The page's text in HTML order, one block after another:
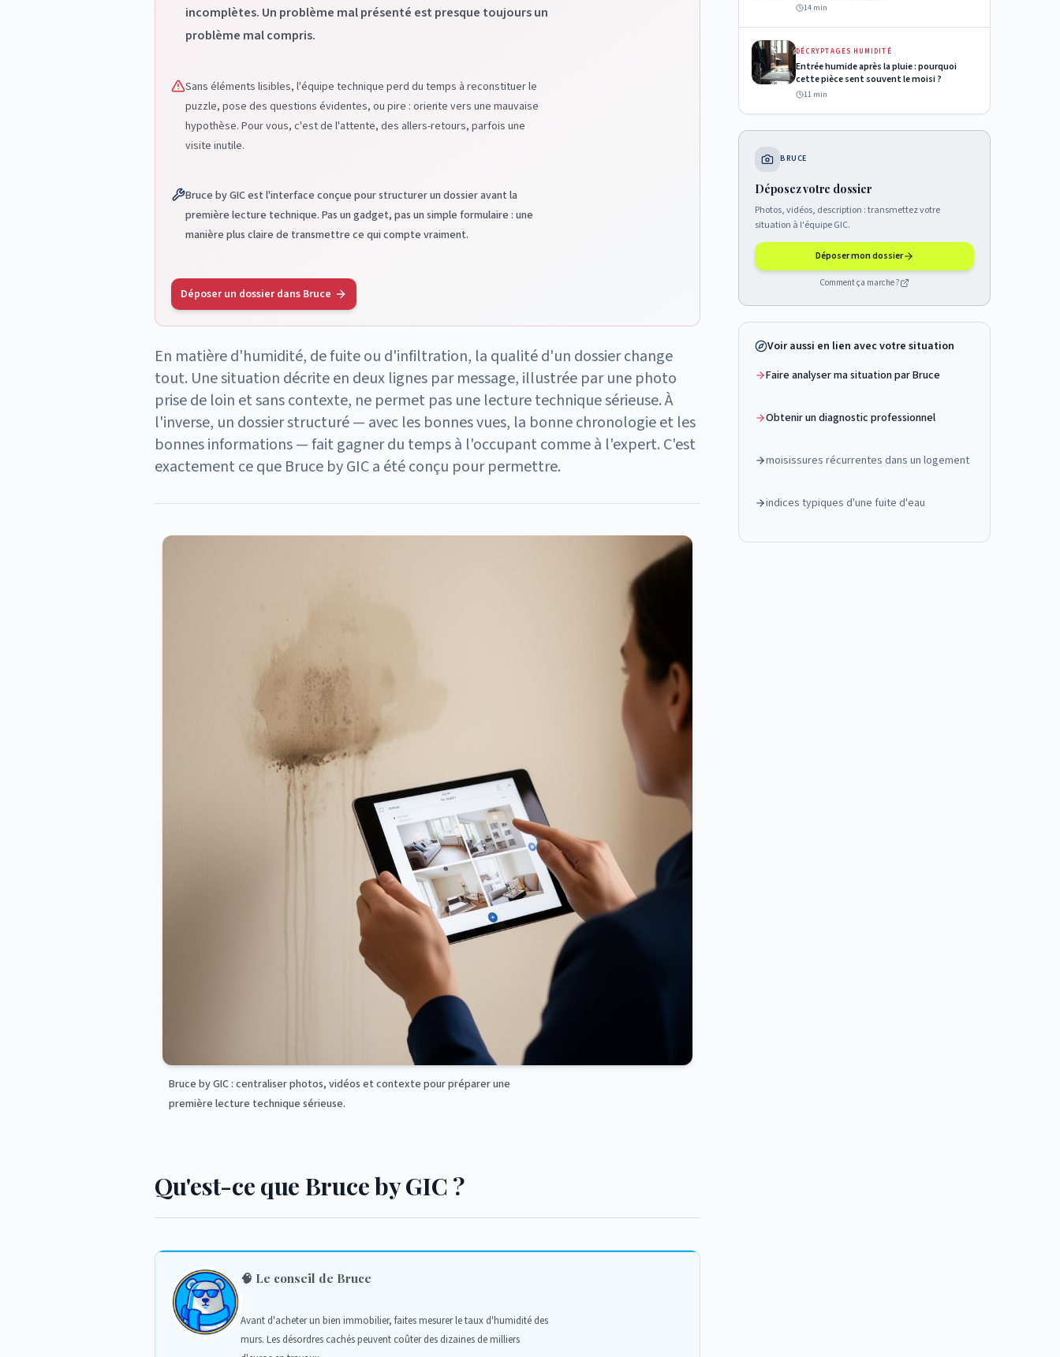
incomplètes. Un problème mal présenté est presque toujours un
problème mal compris.
Sans éléments lisibles, l'équipe technique perd du temps à reconstituer le
puzzle, pose des questions évidentes, ou pire : oriente vers une mauvaise
hypothèse. Pour vous, c'est de l'attente, des allers-retours, parfois une
visite inutile.
Bruce by GIC est l'interface conçue pour structurer un dossier avant la
première lecture technique. Pas un gadget, pas un simple formulaire : une
manière plus claire de transmettre ce qui compte vraiment.
Déposer un dossier dans Bruce
En matière d'humidité, de fuite ou d'infiltration, la qualité d'un dossier change
tout. Une situation décrite en deux lignes par message, illustrée par une photo
prise de loin et sans contexte, ne permet pas une lecture technique sérieuse. À
l'inverse, un dossier structuré — avec les bonnes vues, la bonne chronologie et les
bonnes informations — fait gagner du temps à l'occupant comme à l'expert. C'est
exactement ce que Bruce by GIC a été conçu pour permettre.
Bruce by GIC : centraliser photos, vidéos et contexte pour préparer une
première lecture technique sérieuse.
Qu'est-ce que Bruce by GIC ?
🧠 Le conseil de Bruce
Avant d'acheter un bien immobilier, faites mesurer le taux d'humidité des
murs. Les désordres cachés peuvent coûter des dizaines de milliers
14 min
DÉCRYPTAGES HUMIDITÉ
Entrée humide après la pluie : pourquoi
cette pièce sent souvent le moisi ?
11 min
BRUCE
Déposez votre dossier
Photos, vidéos, description : transmettez votre
situation à l'équipe GIC.
Déposer mon dossier
Comment ça marche ?
Voir aussi en lien avec votre situation
Faire analyser ma situation par Bruce
Obtenir un diagnostic professionnel
moisissures récurrentes dans un logement
indices typiques d'une fuite d'eau